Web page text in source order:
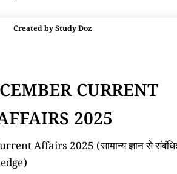
Created byStudy Doz
CURRENT
2025
Affairs 2025 (सामान्य ज्ञान से